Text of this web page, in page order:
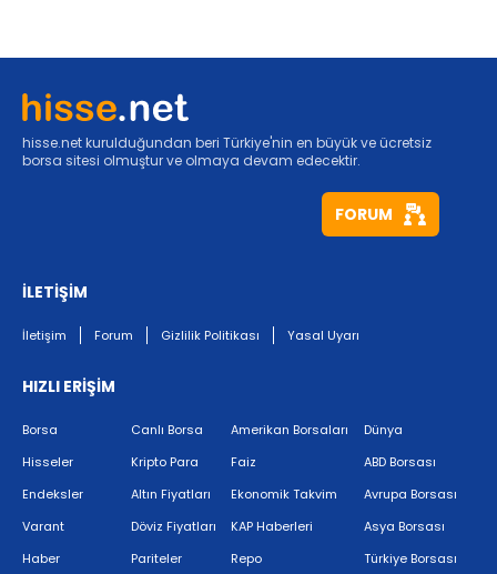
hisse.net kurulduğundan beri Türkiye'nin en büyük ve ücretsiz
borsa sitesi olmuştur ve olmaya devam edecektir.
FORUM
İLETİŞİM
İletişim Forum Gizlilik Politikası Yasal Uyarı
HIZLI ERİŞİM
Borsa
Hisseler
Endeksler
Varant
Haber
Canlı Borsa
Kripto Para
Altın Fiyatları
Döviz Fiyatları
Pariteler
Amerikan Borsaları
Faiz
Ekonomik Takvim
KAP Haberleri
Repo
Dünya
ABD Borsası
Avrupa Borsası
Asya Borsası
Türkiye Borsası